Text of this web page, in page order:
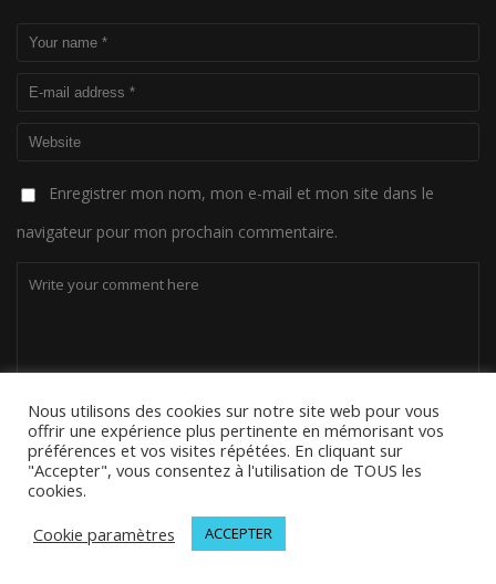
Enregistrer mon nom, mon e-mail et mon site dans le
navigateur pour mon prochain commentaire.
Nous utilisons des cookies sur notre site web pour vous
offrir une expérience plus pertinente en mémorisant vos
préférences et vos visites répétées. En cliquant sur
"Accepter", vous consentez à l'utilisation de TOUS les
cookies.
Cookie paramètres
ACCEPTER